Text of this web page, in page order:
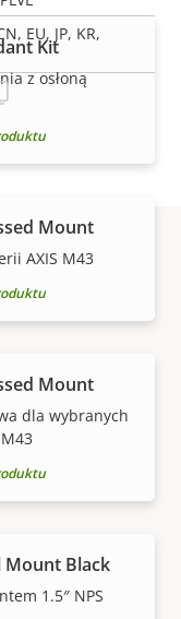
Kit
z osłoną
Mount
AXIS M43
Mount
dla wybranych
Mount Black
1.5″ NPS
EU, JP, KR,
i
lub
jednego z